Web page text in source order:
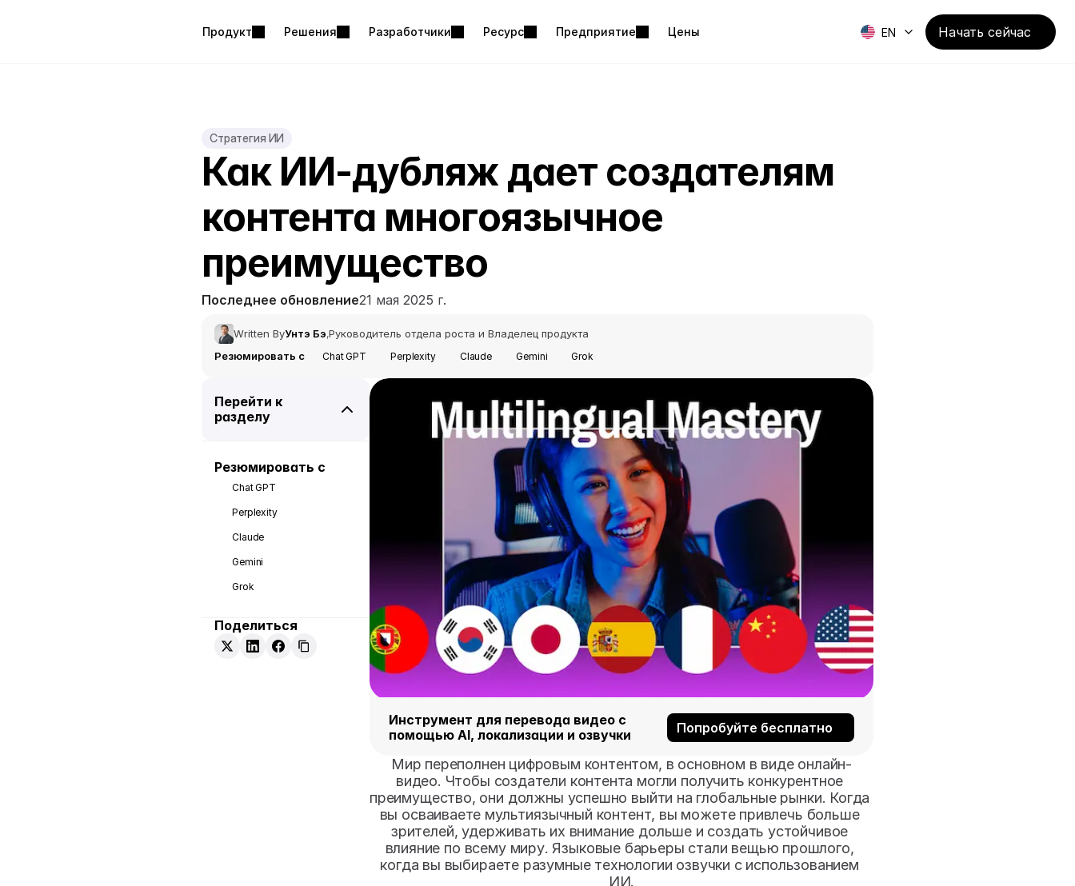
Продукт Решения Разработчики Ресурс Предприятие Цены EN Начать сейчас
Стратегия ИИ
Как ИИ-дубляж дает создателям
контента многоязычное
преимущество
Последнее обновление21 мая 2025 г.
Written ByУнтэ Бэ,Руководитель отдела роста и Владелец продукта
Резюмировать с
Chat GPT Perplexity Claude Gemini Grok
Перейти к
разделу
Резюмировать с
Chat GPT
Perplexity
Claude
Gemini
Grok
Поделиться
Инструмент для перевода видео с
помощью AI, локализации и озвучки
Попробуйте бесплатно
Мир переполнен цифровым контентом, в основном в виде онлайн-
видео. Чтобы создатели контента могли получить конкурентное
преимущество, они должны успешно выйти на глобальные рынки. Когда
вы осваиваете мультиязычный контент, вы можете привлечь больше
зрителей, удерживать их внимание дольше и создать устойчивое
влияние по всему миру. Языковые барьеры стали вещью прошлого,
когда вы выбираете разумные технологии озвучки с использованием
ИИ.